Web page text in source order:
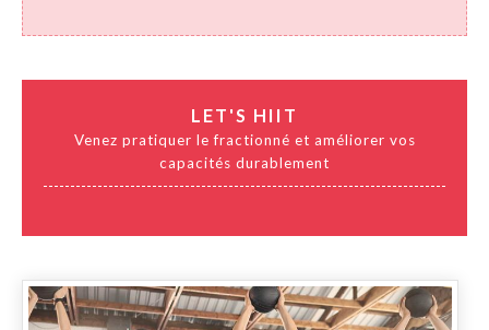
LET'S HIIT
Venez pratiquer le fractionné et améliorer vos
capacités durablement